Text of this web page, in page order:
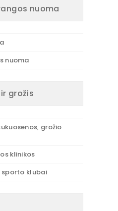
nuoma
nuoma
grožis
grožio
klinikos
sporto klubai